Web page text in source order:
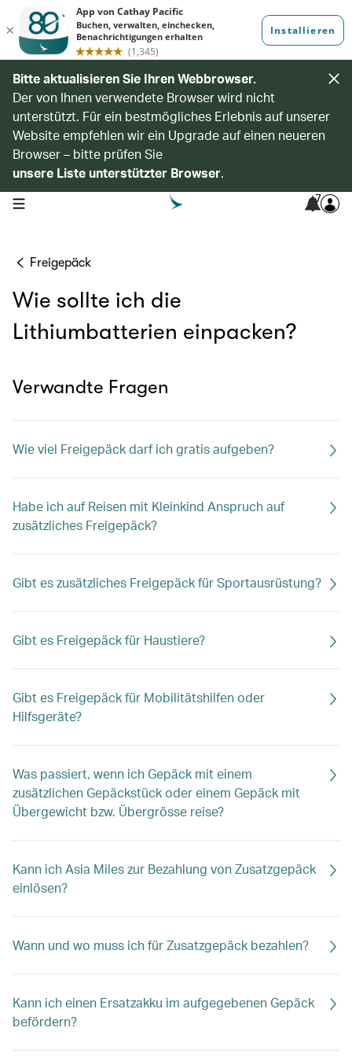
Bitte aktualisieren Sie Ihren Webbrowser.
Der von Ihnen verwendete Browser wird nicht
unterstützt. Für ein bestmögliches Erlebnis auf unserer
Website empfehlen wir ein Upgrade auf einen neueren
Browser – bitte prüfen Sie
unsere Liste unterstützter Browser.
open navigation menu 7
Freigepäck
Wie sollte ich die
Lithiumbatterien einpacken?
Verwandte Fragen
Wie viel Freigepäck darf ich gratis aufgeben?
Habe ich auf Reisen mit Kleinkind Anspruch auf
zusätzliches Freigepäck?
Gibt es zusätzliches Freigepäck für Sportausrüstung?
Gibt es Freigepäck für Haustiere?
Gibt es Freigepäck für Mobilitätshilfen oder
Hilfsgeräte?
Was passiert, wenn ich Gepäck mit einem
zusätzlichen Gepäckstück oder einem Gepäck mit
Übergewicht bzw. Übergrösse reise?
Kann ich Asia Miles zur Bezahlung von Zusatzgepäck
einlösen?
Wann und wo muss ich für Zusatzgepäck bezahlen?
Kann ich einen Ersatzakku im aufgegebenen Gepäck
befördern?